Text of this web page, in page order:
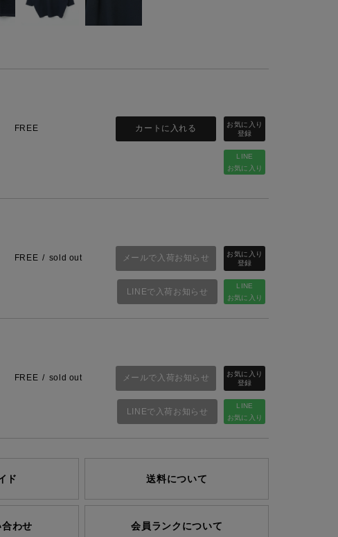
FREE
LINE
お気に入り
カートに入れる
FREE sold out
LINE
お気に入り
メールで入荷お知らせ
LINEで入荷お知らせ
FREE sold out
LINE
お気に入り
メールで入荷お知らせ
LINEで入荷お知らせ
ド 送料について
わせ 会員ランクについて